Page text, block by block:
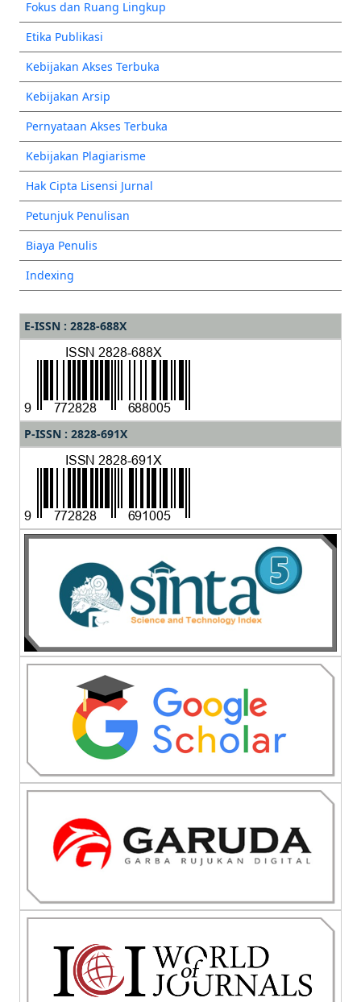
Fokus dan Ruang Lingkup
Etika Publikasi
Kebijakan Akses Terbuka
Kebijakan Arsip
Pernyataan Akses Terbuka
Kebijakan Plagiarisme
Hak Cipta Lisensi Jurnal
Petunjuk Penulisan
Biaya Penulis
Indexing
E-ISSN : 2828-688X
P-ISSN : 2828-691X